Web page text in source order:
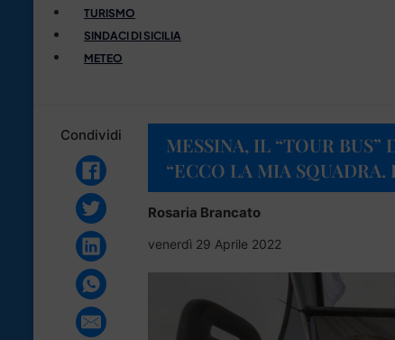
TURISMO
SINDACI DI SICILIA
METEO
Condividi
MESSINA, IL “TOUR
“ECCO LA MIA SQUADRA.
Rosaria Brancato
venerdì 29 Aprile 2022